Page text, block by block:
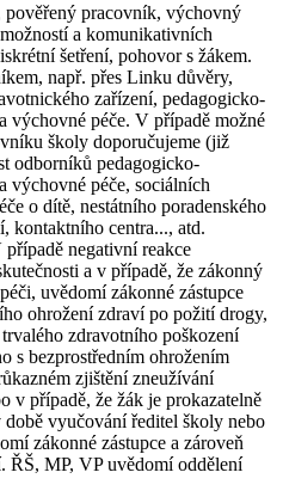
pracovník, výchovný
a komunikativních
šetření, pohovor s žákem.
např. přes Linku důvěry,
zařízení, pedagogicko-
výchovné péče. V případě možné
školy doporučujeme (již
odborníků pedagogicko-
výchovné péče, sociálních
o dítě, nestátního poradenského
kontaktního centra..., atd.
negativní reakce
a v případě, že zákonný
uvědomí zákonné zástupce
ohrožení zdraví po požití drogy,
zdravotního poškození
s bezprostředním ohrožením
zjištění zneužívání
v případě, že žák je prokazatelně
vyučování ředitel školy nebo
zákonné zástupce a zároveň
ŘŠ, MP, VP uvědomí oddělení